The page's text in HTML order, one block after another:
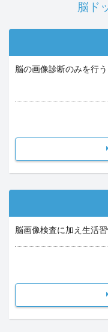
脳ド
脳の画像診断のみを行
脳画像検査に加え生活